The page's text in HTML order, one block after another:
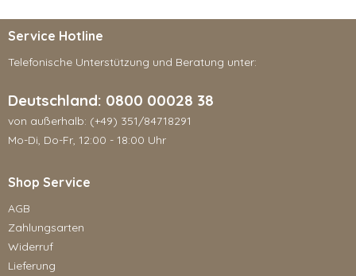
Service Hotline
Telefonische Unterstützung und Beratung unter:
Deutschland: 0800 00028 38
von außerhalb: (+49) 351/84718291
Mo-Di, Do-Fr, 12:00 - 18:00 Uhr
Shop Service
AGB
Zahlungsarten
Widerruf
Lieferung